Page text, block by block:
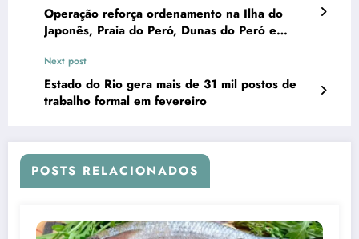
Operação reforça ordenamento na Ilha do
Japonês, Praia do Peró, Dunas do Peró e
Next post
Estado do Rio gera mais de 31 mil postos de
trabalho formal em fevereiro
POSTS RELACIONADOS